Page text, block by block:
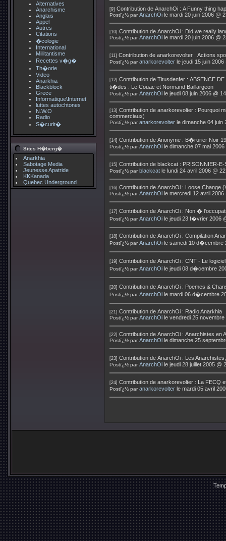
Alternatives
Anarchisme
Anglais
Appel
Autres
Citations
�cologie
International
Millitantisme
Recettes v�g�
Th�orie
Video
Anarkhia
Blackblock
Grece
Informatique\Internet
luttes autochtones
N.W.O
Radio
S�curit�
Sites H�berg�
Anarkhia
Sabotage Media
Jeunesse Apatride
KKKanada
Quebec Underground
[9] Contribution de AnarchOi : A Funny thing
Postï¿½ par AnarchOi le mardi 20 juin 2006 @
[10] Contribution de AnarchOi : Did we really
Postï¿½ par AnarchOi le mardi 20 juin 2006 @
[11] Contribution de anarkorevolter : Actions
Postï¿½ par anarkorevolter le jeudi 15 juin 2006
[12] Contribution de Titusdenfer : ABSENCE
ti�des : Le Couac et Normand Baillargeon
Postï¿½ par AnarchOi le jeudi 08 juin 2006 @
[13] Contribution de anarkorevolter : Pourquoi
commerciaux)
Postï¿½ par anarkorevolter le dimanche 04 juin
[14] Contribution de Anonyme : B�rurier Noir
Postï¿½ par AnarchOi le dimanche 07 mai 2006
[15] Contribution de blackcat : PRISONNIER-
Postï¿½ par blackcat le lundi 24 avril 2006 @
[16] Contribution de AnarchOi : Loose Change
Postï¿½ par AnarchOi le mercredi 12 avril 2006
[17] Contribution de AnarchOi : Non �
Postï¿½ par AnarchOi le jeudi 23 f�vrier 2006
[18] Contribution de AnarchOi : Compilation
Postï¿½ par AnarchOi le samedi 10 d�cembre
[19] Contribution de AnarchOi : CNT - Le
Postï¿½ par AnarchOi le jeudi 08 d�cembre
[20] Contribution de AnarchOi : Poemes &
Postï¿½ par AnarchOi le mardi 06 d�cembre
[21] Contribution de AnarchOi : Radio Anarkhia
Postï¿½ par AnarchOi le vendredi 25
[22] Contribution de AnarchOi : Anarchistes en
Postï¿½ par AnarchOi le dimanche 25
[23] Contribution de AnarchOi : Les
Postï¿½ par AnarchOi le jeudi 28 juillet 2005 @
[24] Contribution de anarkorevolter : La FECQ
Postï¿½ par anarkorevolter le mardi 05 avril